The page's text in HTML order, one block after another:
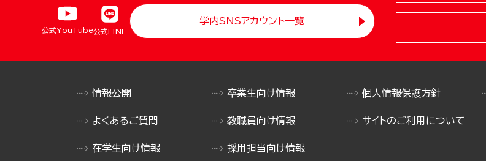
公式YouTube公式LINE
学内SNSアカウント一覧
情報公開
よくあるご質問
在学生向け情報
卒業生向け情報
教職員向け情報
採用担当向け情報
個人情報保護方針
サイトのご利用について